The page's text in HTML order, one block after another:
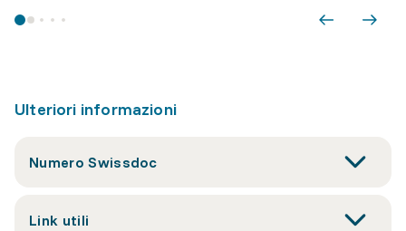
Ulteriori informazioni
Numero Swissdoc
Link utili